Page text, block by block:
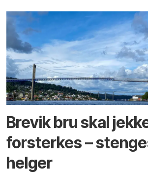
Brevik bru skal
forsterkes –
helger